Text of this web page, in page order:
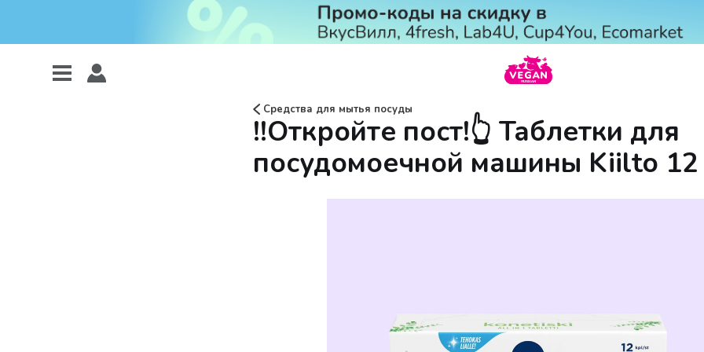
Средства для мытья посуды
!!Откройте пост!👆 Таблетки для
посудомоечной машины Kiilto